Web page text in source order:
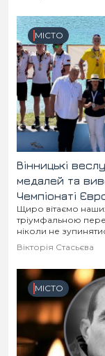
МІСТО
Вінницькі
медалей та
Чемпіонаті
Щиро вітаємо
тріумфальною
ніколи не
прославляти
Вікторія Стасьєва
МІСТО